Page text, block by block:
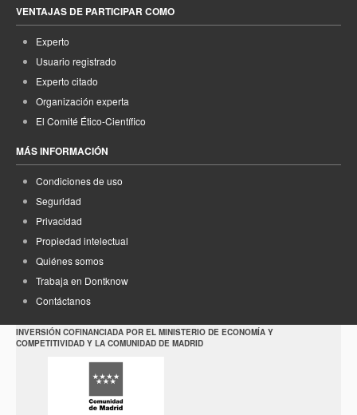
VENTAJAS DE PARTICIPAR COMO
Experto
Usuario registrado
Experto citado
Organización experta
El Comité Ético-Científico
MÁS INFORMACIÓN
Condiciones de uso
Seguridad
Privacidad
Propiedad intelectual
Quiénes somos
Trabaja en Dontknow
Contáctanos
INVERSIÓN COFINANCIADA POR EL MINISTERIO DE ECONOMÍA Y
COMPETITIVIDAD Y LA COMUNIDAD DE MADRID